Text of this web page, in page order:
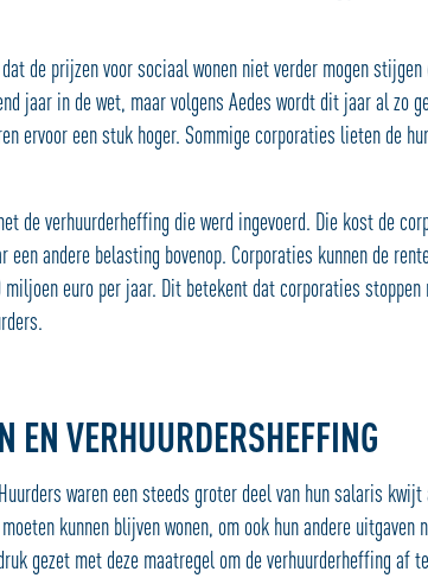
de prijzen voor sociaal wonen niet verder mogen
jaar in de wet, maar volgens Aedes wordt dit jaar al zo
ervoor een stuk hoger. Sommige corporaties lieten de
de verhuurderheffing die werd ingevoerd. Die kost de
een andere belasting bovenop. Corporaties kunnen de
miljoen euro per jaar. Dit betekent dat corporaties
EN VERHUURDERSHEFFING
waren een steeds groter deel van hun salaris
kunnen blijven wonen, om ook hun andere uitgaven
gezet met deze maatregel om de verhuurderheffing af